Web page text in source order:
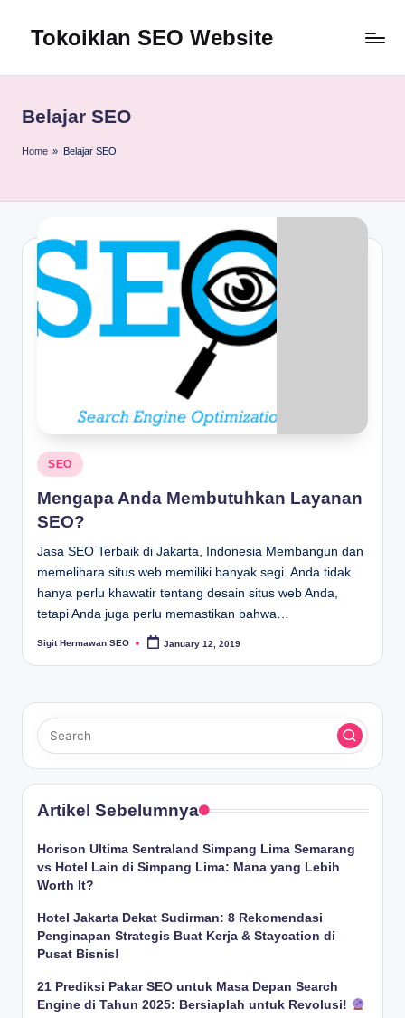
Tokoiklan SEO Website
Master
dan
Terbaik
Bergaransi
Belajar SEO
Home » Belajar SEO
Posted
in
SEO
Mengapa Anda Membutuhkan Layanan
SEO?
Jasa SEO Terbaik di Jakarta, Indonesia Membangun dan
memelihara situs web memiliki banyak segi. Anda tidak
hanya perlu khawatir tentang desain situs web Anda,
tetapi Anda juga perlu memastikan bahwa…
Posted
Sigit Hermawan SEO January 12, 2019
Artikel Sebelumnya
Horison Ultima Sentraland Simpang Lima Semarang
vs Hotel Lain di Simpang Lima: Mana yang Lebih
Worth It?
Hotel Jakarta Dekat Sudirman: 8 Rekomendasi
Penginapan Strategis Buat Kerja & Staycation di
Pusat Bisnis!
21 Prediksi Pakar SEO untuk Masa Depan Search
Engine di Tahun 2025: Bersiaplah untuk Revolusi!